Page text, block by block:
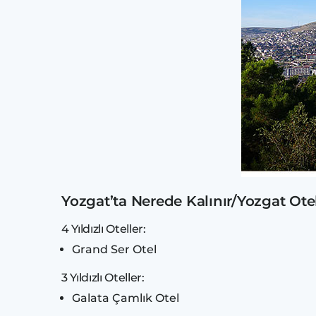
Yozgat’ta Nerede Kalınır/Yozgat
4 Yıldızlı Oteller:
Grand Ser Otel
3 Yıldızlı Oteller:
Galata Çamlık Otel